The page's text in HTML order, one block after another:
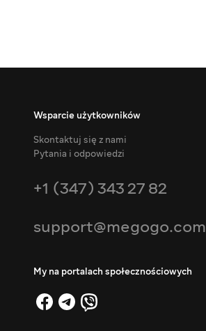
Wsparcie użytkowników
Skontaktuj się z nami
Pytania i odpowiedzi
+1 (347) 343 27 82
support@megogo.com
My na portalach społecznościowych